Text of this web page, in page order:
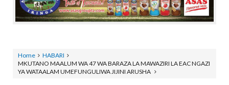
Home
HABARI
MKUTANO MAALUM WA 47 WA BARAZA LA MAWAZIRI LA EAC NGAZI
YA WATAALAM UMEFUNGULIWA JIJINI ARUSHA